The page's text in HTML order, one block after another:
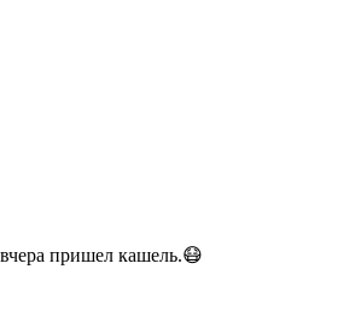
пришел кашель.😷